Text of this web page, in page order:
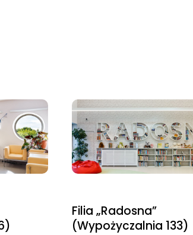
Filia „Radosna”
(Wypożyczalnia 133)